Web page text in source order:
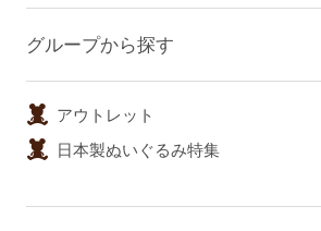
グループから探す
アウトレット
日本製ぬいぐるみ特集